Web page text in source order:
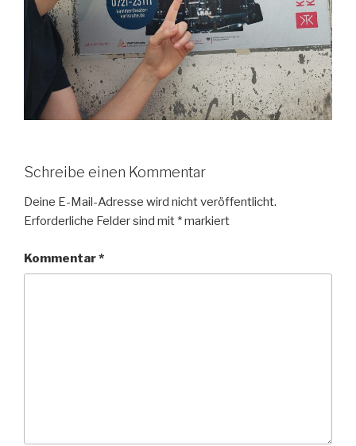
Schreibe einen Kommentar
Deine E-Mail-Adresse wird nicht veröffentlicht.
Erforderliche Felder sind mit *markiert
Kommentar*